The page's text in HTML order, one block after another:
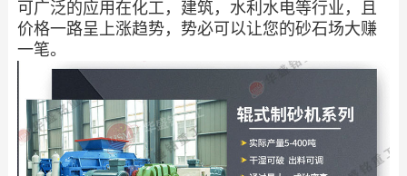
可广泛的应用在化工，建筑，水利水电等行业，且
价格一路呈上涨趋势，势必可以让您的砂石场大赚
一笔。